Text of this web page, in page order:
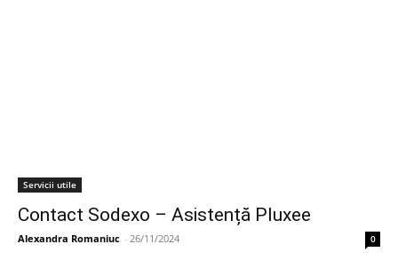
Servicii utile
Contact Sodexo – Asistență Pluxee
Alexandra Romaniuc - 26/11/2024 0